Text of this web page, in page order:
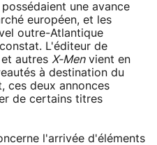
une avance
européen, et les
outre-Atlantique
L'éditeur de
autres X-Menvient en
à destination du
ces deux annonces
de certains titres
l'arrivée d'éléments